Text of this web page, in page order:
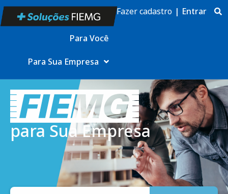
Para Você
Para Sua Empresa
Fazer cadastro | Entrar
para Sua Empresa